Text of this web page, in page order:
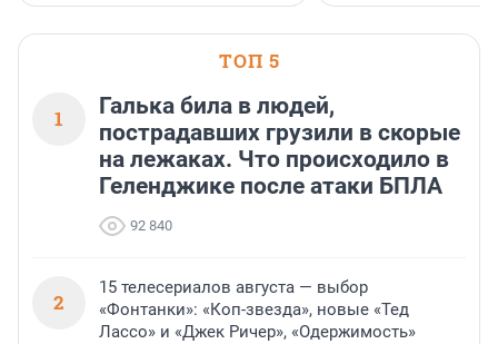
ТОП 5
1
Галька била в людей,
пострадавших грузили в скорые
на лежаках. Что происходило в
Геленджике после атаки БПЛА
92 840
2
15 телесериалов августа — выбор
«Фонтанки»: «Коп-звезда», новые «Тед
Лассо» и «Джек Ричер», «Одержимость»